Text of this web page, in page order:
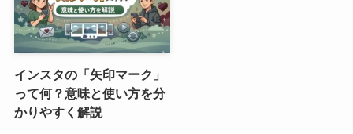
インスタの「矢印マーク」
って何？意味と使い方を分
かりやすく解説